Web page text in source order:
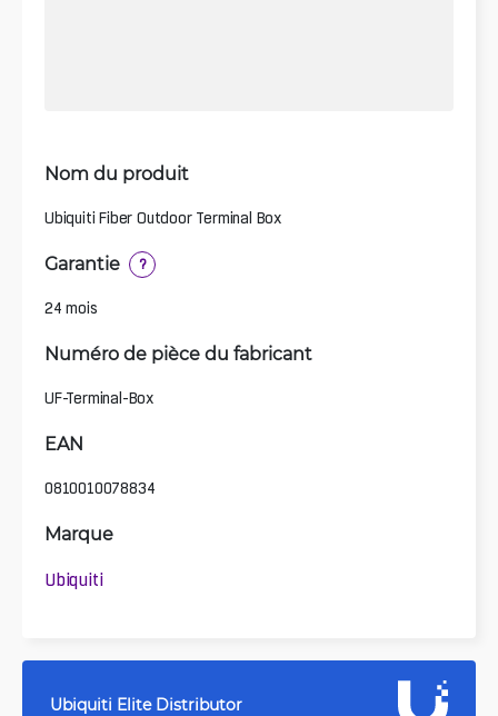
Nom du produit
Ubiquiti Fiber Outdoor Terminal Box
Garantie ?
24 mois
Numéro de pièce du fabricant
UF-Terminal-Box
EAN
0810010078834
Marque
Ubiquiti
Ubiquiti Elite Distributor